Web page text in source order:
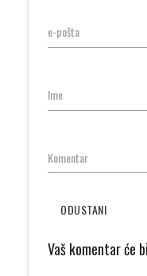
e-pošta
Ime
Komentar
ODUSTANI
Vaš komentar će